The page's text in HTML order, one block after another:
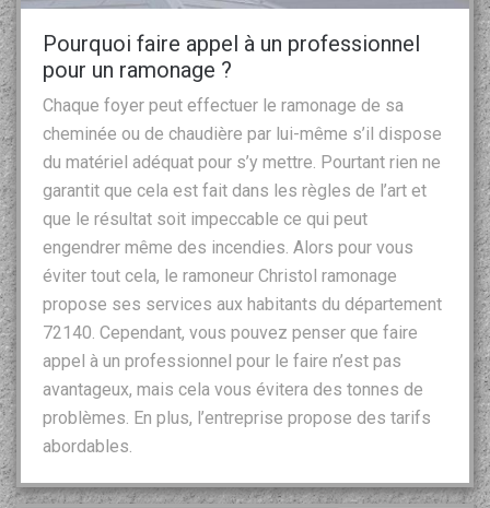
Pourquoi faire appel à un professionnel
pour un ramonage ?
Chaque foyer peut effectuer le ramonage de sa
cheminée ou de chaudière par lui-même s’il dispose
du matériel adéquat pour s’y mettre. Pourtant rien ne
garantit que cela est fait dans les règles de l’art et
que le résultat soit impeccable ce qui peut
engendrer même des incendies. Alors pour vous
éviter tout cela, le ramoneur Christol ramonage
propose ses services aux habitants du département
72140. Cependant, vous pouvez penser que faire
appel à un professionnel pour le faire n’est pas
avantageux, mais cela vous évitera des tonnes de
problèmes. En plus, l’entreprise propose des tarifs
abordables.